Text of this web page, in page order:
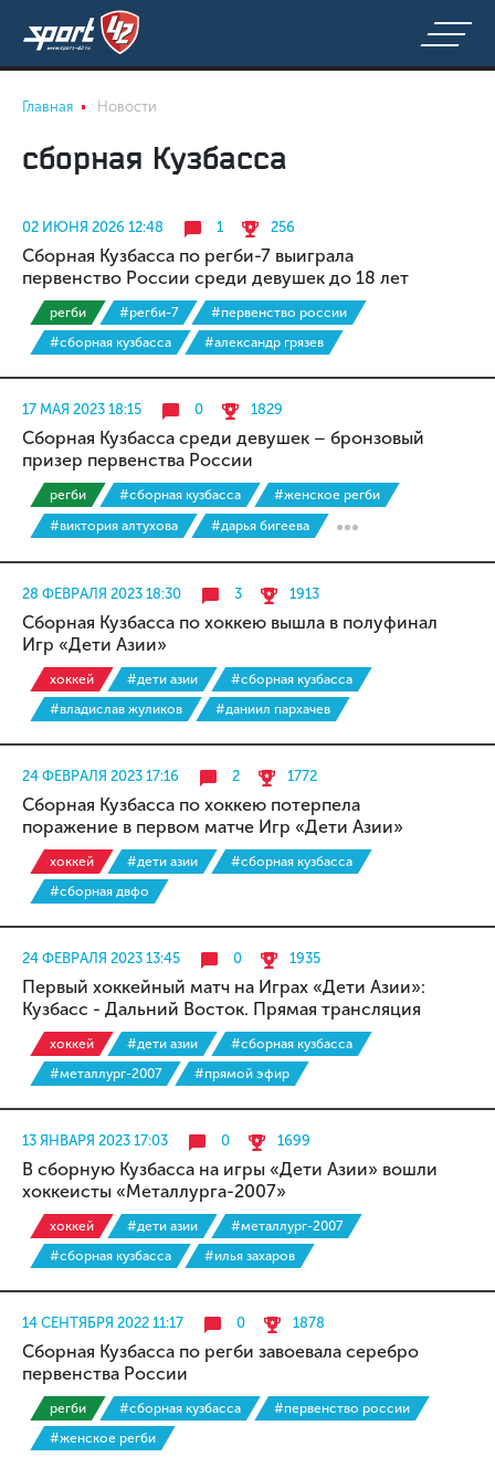
Главная Новости
сборная Кузбасса
02 ИЮНЯ 2026 12:48 1 256
Сборная Кузбасса по регби-7 выиграла
первенство России среди девушек до 18 лет
регби #регби-7
#первенство россии
#сборная кузбасса
#александр грязев
17 МАЯ 2023 18:15 0 1829
Сборная Кузбасса среди девушек – бронзовый
призер первенства России
регби #сборная кузбасса
#женское регби
#виктория алтухова
#дарья бигеева
28 ФЕВРАЛЯ 2023 18:30 3 1913
Сборная Кузбасса по хоккею вышла в полуфинал
Игр «Дети Азии»
хоккей #дети азии
#сборная кузбасса
#владислав жуликов
#даниил пархачев
24 ФЕВРАЛЯ 2023 17:16 2 1772
Сборная Кузбасса по хоккею потерпела
поражение в первом матче Игр «Дети Азии»
хоккей #дети азии
#сборная кузбасса
#сборная двфо
24 ФЕВРАЛЯ 2023 13:45 0 1935
Первый хоккейный матч на Играх «Дети Азии»:
Кузбасс - Дальний Восток. Прямая трансляция
хоккей #дети азии
#сборная кузбасса
#металлург-2007
#прямой эфир
13 ЯНВАРЯ 2023 17:03 0 1699
В сборную Кузбасса на игры «Дети Азии» вошли
хоккеисты «Металлурга-2007»
хоккей #дети азии
#металлург-2007
#сборная кузбасса
#илья захаров
14 СЕНТЯБРЯ 2022 11:17 0 1878
Сборная Кузбасса по регби завоевала серебро
первенства России
регби #сборная кузбасса
#первенство россии
#женское регби